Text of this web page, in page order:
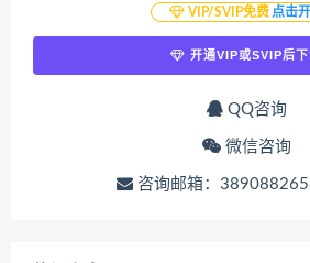
VIP/SVIP免费 点击
开通VIP或SVIP后下
QQ咨询
微信咨询
咨询邮箱：